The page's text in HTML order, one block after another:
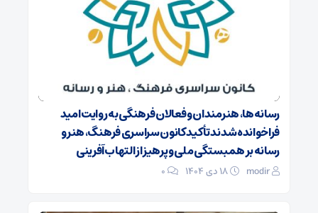
رسانه‌ها، هنرمندان و فعالان فرهنگی به روایت امید
فراخوانده شدند تأکید کانون سراسری فرهنگ، هنر و
رسانه بر همبستگی ملی و پرهیز از التهاب‌آفرینی
modir
0